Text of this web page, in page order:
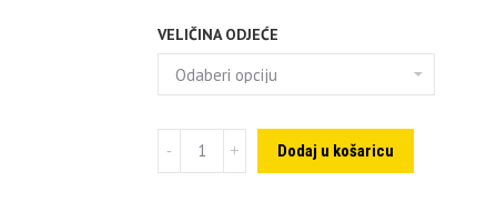
VELIČINA ODJEĆE
Ziener
bic.
Dodaj u košaricu